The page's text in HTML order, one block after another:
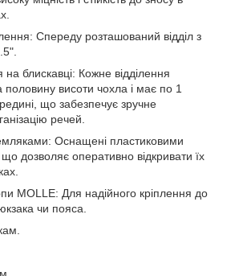
Спереду розташований відділ з
на блискавці: Кожне відділення
половину висоти чохла і має по 1
що забезпечує зручне
речей.
Оснащені пластиковими
дозволяє оперативно відкривати їх
MOLLE: Для надійного кріплення до
чи пояса.